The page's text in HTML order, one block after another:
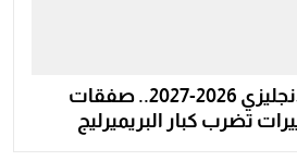
ميركاتو الدوري الإنجليزي 2026-2027.. صفقات
تضرب كبار البريميرليج